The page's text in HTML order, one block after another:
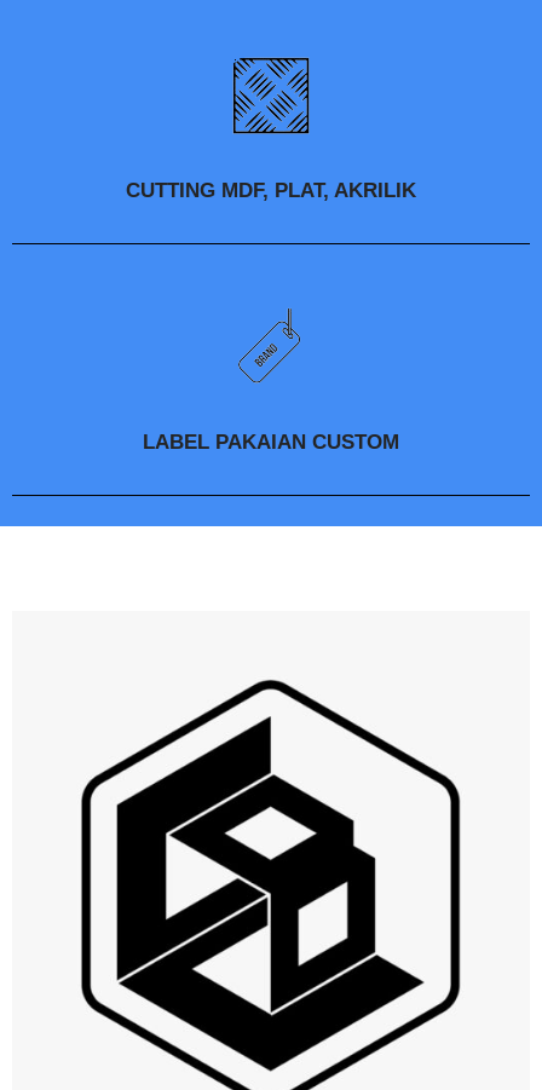
CUTTING MDF, PLAT, AKRILIK
LABEL PAKAIAN CUSTOM